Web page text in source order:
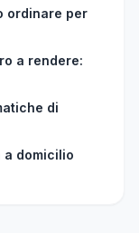
ordinare per
a rendere:
di
a domicilio